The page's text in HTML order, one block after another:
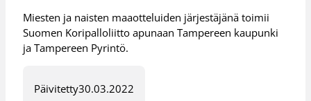
Miesten ja naisten maaotteluiden järjestäjänä toimii
Suomen Koripalloliitto apunaan Tampereen kaupunki
ja Tampereen Pyrintö.
Päivitetty30.03.2022